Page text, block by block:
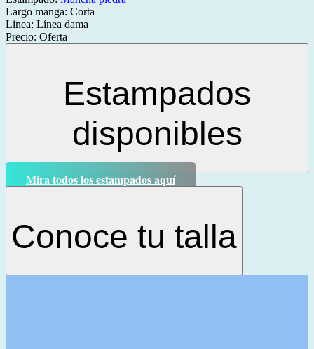
Largo manga: Corta
Linea: Línea dama
Precio: Oferta
Estampados
disponibles
Mira todos los estampados aquí
Conoce tu talla